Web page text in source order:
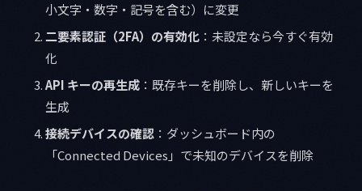
小文字・数字・記号を含む）に変更
二要素認証（2FA）の有効化 ：未設定なら今すぐ有効
化
API キーの再生成 ：既存キーを削除し、新しいキーを
生成
接続デバイスの確認 ：ダッシュボード内の
「Connected Devices」で未知のデバイスを削除